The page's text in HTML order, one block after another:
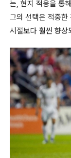
는, 현지 적응을 통
그의 선택은 적중한
시절보다 훨씬 향상